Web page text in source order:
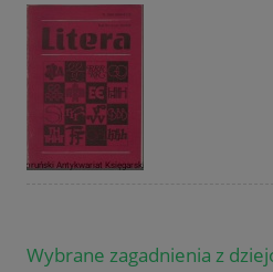
Wybrane zagadnienia z